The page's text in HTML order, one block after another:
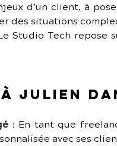
d’un client, à
des situations
Tech repose
Julien
: En tant que
avec ses